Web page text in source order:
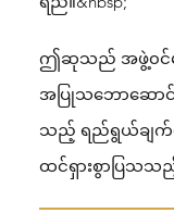
ဤဆုသည် အဖွဲ့၀င်မ
အပြုသဘောဆော
သည့် ရည်ရွယ်ချက်ရှိ
ထင်ရှားစွာပြသသ